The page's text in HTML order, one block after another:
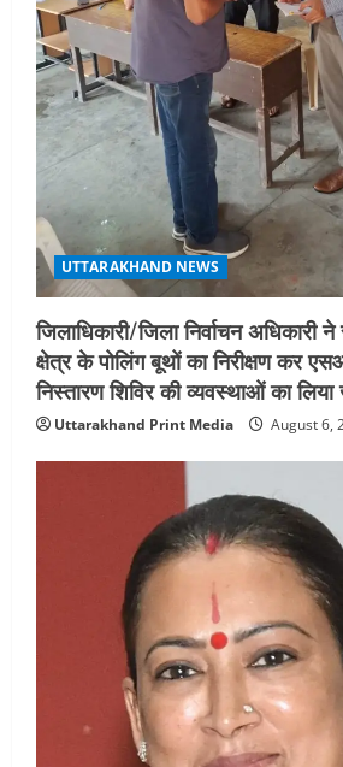
STATES NEWS
महाराज की
शिष्टाचार भेंट
गतिविधियों के विस्तार
August 4, 2026
UTTARAKHAND NEWS
जिलाधिकारी/जिला निर्वाचन अधिकारी
क्षेत्र के पोलिंग बूथों का निरीक्षण कर
निस्तारण शिविर की व्यवस्थाओं का लिया
Uttarakhand Print Media August 6,